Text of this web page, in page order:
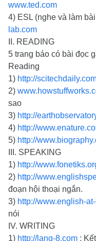
www.ted.com
4) ESL (nghe và làm
lab.com
II. READING
5 trang báo có bài đọc
Reading
1) http://
2)
sao
3) http://
4) http://
5) http://
III. SPEAKING
1) http://
2) http://
đoạn hội thoại ngắn.
3) http://www.english-
nói
IV. WRITING
1) http://lang-8.com :